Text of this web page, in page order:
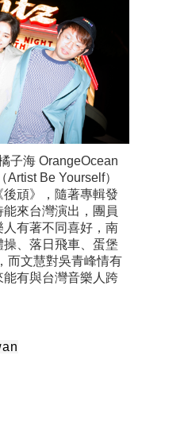
子海 OrangeOcean
Be Yourself）
頑》，隨著專輯發
來台灣演出，團員
有著不同喜好，南
、落日飛車、蛋堡
而文慧對吳青峰情有
有與台灣音樂人跨